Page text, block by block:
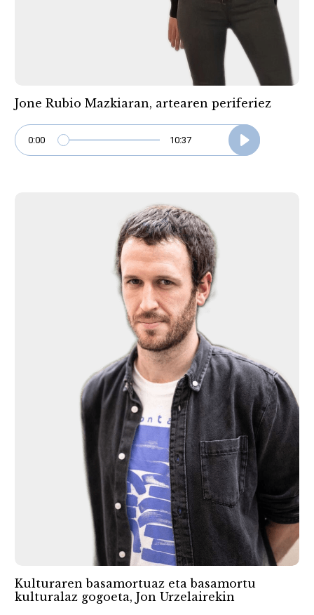
Jone Rubio Mazkiaran, artearen periferiez
0:00 10:37
Kulturaren basamortuaz eta basamortu
kulturalaz gogoeta, Jon Urzelairekin